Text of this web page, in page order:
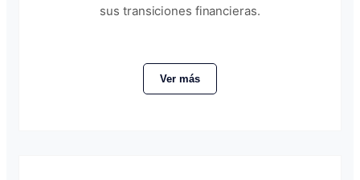
sus transiciones financieras.
Ver más